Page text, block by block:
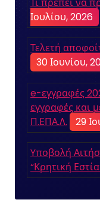
Τι πρέπει να
Ιουλίου, 2026
Τελετή
30 Ιουνίου,
e-εγγραφές
εγγραφές και
Π.ΕΠΑ.Λ.
29
Yποβολή
“Κρητική